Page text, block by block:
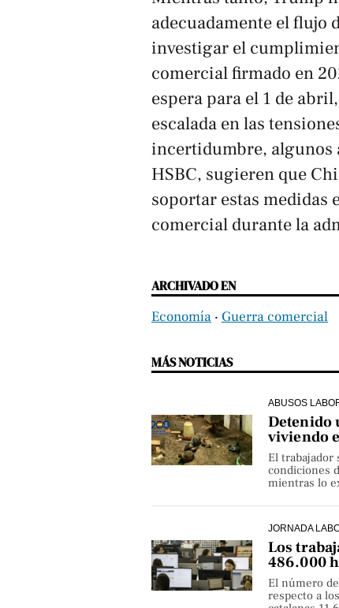
adecuadamente el flujo
investigar el
comercial firmado en
espera para el 1 de
escalada en las
incertidumbre, algunos
HSBC, sugieren que
soportar estas
comercial durante la
ARCHIVADO EN
Economía ‧ Guerra comercial
MÁS NOTICIAS
ABUSOS
Detenido
viviendo
El trabajador
condiciones
mientras lo
JORNADA
Los
486.000
El número
respecto a